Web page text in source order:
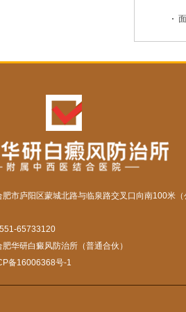
肥市庐阳区蒙城北路与临泉路交叉口向南100米（
65733120
华研白癜风防治所（普通合伙）
备16006368号-1